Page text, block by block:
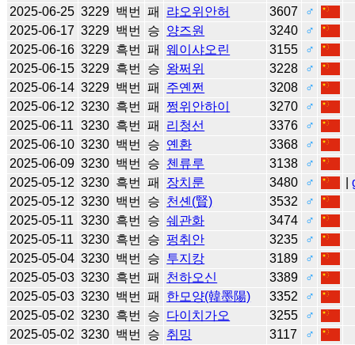
2025-06-25 3229 백번 패 랴오위안허 3607
♂
2025-06-17 3229 백번 승 양즈원 3240
♂
2025-06-16 3229 흑번 패 웨이샤오린 3155
♂
2025-06-15 3229 흑번 승 왕쩌위 3228
♂
2025-06-14 3229 백번 패 주옌쩐 3208
♂
2025-06-12 3230 흑번 패 쩡위안하이 3270
♂
2025-06-11 3230 흑번 패 리청선 3376
♂
2025-06-10 3230 백번 승 옌환 3368
♂
2025-06-09 3230 백번 승 첸류루 3138
♂
2025-05-12 3230 흑번 패 장치룬 3480 ♂ |
2025-05-12 3230 백번 승 천셴(賢) 3532
♂
2025-05-11 3230 흑번 승 쉐관화 3474
♂
2025-05-11 3230 흑번 승 펑취안 3235
♂
2025-05-04 3230 백번 승 투지캉 3189
♂
2025-05-03 3230 흑번 패 천하오신 3389
♂
2025-05-03 3230 백번 패 한모양(韓墨陽) 3352
♂
2025-05-02 3230 흑번 승 다이치가오 3255
♂
2025-05-02 3230 백번 승 취밍 3117
♂